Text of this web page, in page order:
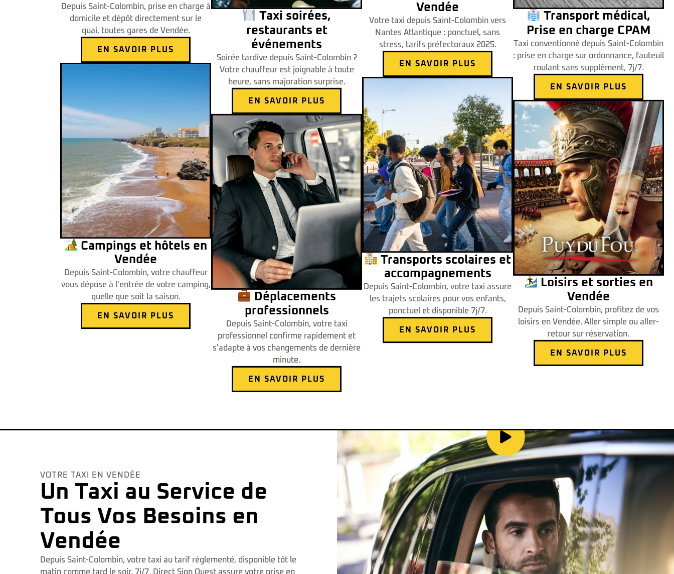
Depuis Saint-Colombin, prise en charge à
domicile et dépôt directement sur le
quai, toutes gares de Vendée.
EN SAVOIR PLUS
Campings et hôtels en
Vendée
Depuis Saint-Colombin, votre chauffeur
vous dépose à l'entrée de votre camping,
quelle que soit la saison.
EN SAVOIR PLUS
Taxi soirées,
restaurants et
événements
Soirée tardive depuis Saint-Colombin ?
Votre chauffeur est joignable à toute
heure, sans majoration surprise.
EN SAVOIR PLUS
Déplacements
professionnels
Depuis Saint-Colombin, votre taxi
professionnel confirme rapidement et
s'adapte à vos changements de dernière
minute.
EN SAVOIR PLUS
Vendée
Votre taxi depuis Saint-Colombin vers
Nantes Atlantique : ponctuel, sans
stress, tarifs préfectoraux 2025.
EN SAVOIR PLUS
Transports scolaires et
accompagnements
Depuis Saint-Colombin, votre taxi assure
les trajets scolaires pour vos enfants,
ponctuel et disponible 7j/7.
EN SAVOIR PLUS
Transport médical,
Prise en charge CPAM
Taxi conventionné depuis Saint-Colombin
: prise en charge sur ordonnance, fauteuil
roulant sans supplément, 7j/7.
EN SAVOIR PLUS
Loisirs et sorties en
Vendée
Depuis Saint-Colombin, profitez de vos
loisirs en Vendée. Aller simple ou aller-
retour sur réservation.
EN SAVOIR PLUS
VOTRE TAXI EN VENDÉE
Un Taxi au Service de
Tous Vos Besoins en
Vendée
Depuis Saint-Colombin, votre taxi au tarif réglementé, disponible tôt le
matin comme tard le soir, 7j/7. Direct Sion Ouest assure votre prise en